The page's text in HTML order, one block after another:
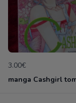
3.00€
manga Cashgirl